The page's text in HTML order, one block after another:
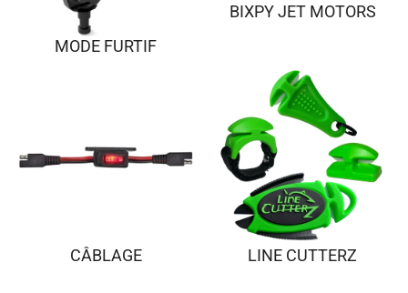
MODE FURTIF
BIXPY JET MOTORS
CÂBLAGE LINE CUTTERZ